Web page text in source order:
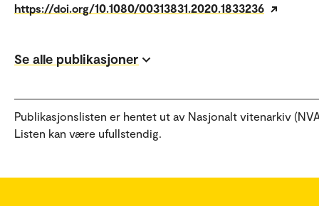
https://doi.org/10.1080/00313831.2020.1833236
Se alle publikasjoner
Publikasjonslisten er hentet ut av Nasjonalt vitenarkiv
Listen kan være ufullstendig.